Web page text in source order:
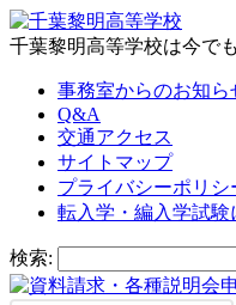
千葉黎明高等学校は今で
事務室からのお知ら
Q&A
交通アクセス
サイトマップ
プライバシーポリシ
転入学・編入学試験
検索: